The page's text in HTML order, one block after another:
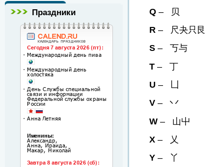
Праздники
Q – 贝
R – 尺夬只艮
S – 丂与
T – 丁
U – 凵
V – 丷
W – 山屮
X – 乂
Y – 丫